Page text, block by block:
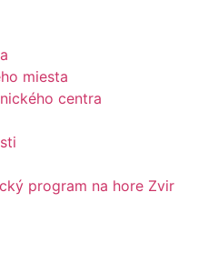
miesta
centra
program na hore Zvir